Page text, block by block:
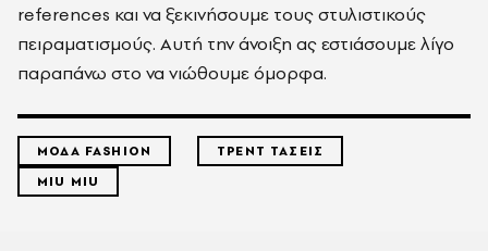
references και να ξεκινήσουμε τους στυλιστικούς
πειραματισμούς. Αυτή την άνοιξη ας εστιάσουμε λίγο
παραπάνω στο να νιώθουμε όμορφα.
ΜΟΔΑ FASHION
ΤΡΕΝΤ ΤΑΣΕΙΣ
MIU MIU